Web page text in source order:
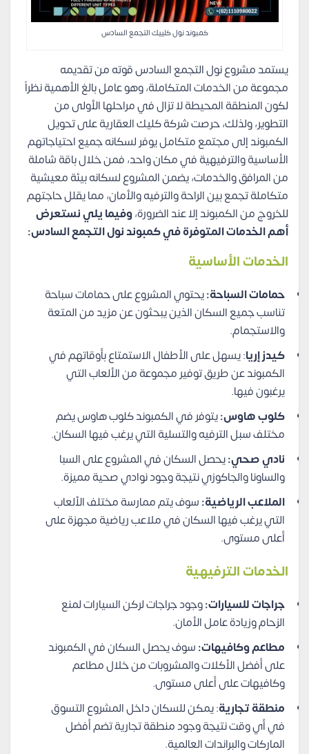
كمبوند نول كلييك التجمع السادس
يستمد مشروع نول التجمع السادس قوته من تقديمه
مجموعة من الخدمات المتكاملة، وهو عامل بالغ الأهمية نظراً
لكون المنطقة المحيطة لا تزال في مراحلها الأولى من
التطوير، ولذلك، حرصت شركة كليك العقارية على تحويل
الكمبوند إلى مجتمع متكامل يوفر لسكانه جميع احتياجاتهم
الأساسية والترفيهية في مكان واحد، فمن خلال باقة شاملة
من المرافق والخدمات، يضمن المشروع لسكانه بيئة معيشية
متكاملة تجمع بين الراحة والترفيه والأمان، مما يقلل حاجتهم
للخروج من الكمبوند إلا عند الضرورة،وفيما يلي نستعرض
أهم الخدمات المتوفرة فيكمبوند نول التجمع السادس:
الخدمات الأساسية
حمامات السباحة:يحتوي المشروع على حمامات سباحة
تناسب جميع السكان الذين يبحثون عن مزيد من المتعة
والاستجمام.
كيدز إريا: يسهل على الأطفال الاستمتاع بأوقاتهم في
الكمبوند عن طريق توفير مجموعة من الألعاب التي
يرغبون فيها.
كلوب هاوس:يتوفر في الكمبوند كلوب هاوس يضم
مختلف سبل الترفيه والتسلية التي يرغب فيها السكان.
نادي صحي:يحصل السكان في المشروع على السبا
والساونا والجاكوزي نتيجة وجود نوادي صحية مميزة.
الملاعب الرياضية:سوف يتم ممارسة مختلف الألعاب
التي يرغب فيها السكان في ملاعب رياضية مجهزة على
أعلى مستوى.
الخدمات الترفيهية
جراجات للسيارات:وجود جراجات لركن السيارات لمنع
الزحام وزيادة عامل الأمان.
مطاعم وكافيهات:سوف يحصل السكان في الكمبوند
على أفضل الأكلات والمشروبات من خلال مطاعم
وكافيهات على أعلى مستوى.
منطقة تجارية: يمكن للسكان داخل المشروع التسوق
في أي وقت نتيجة وجود منطقة تجارية تضم أفضل
الماركات والبراندات العالمية.